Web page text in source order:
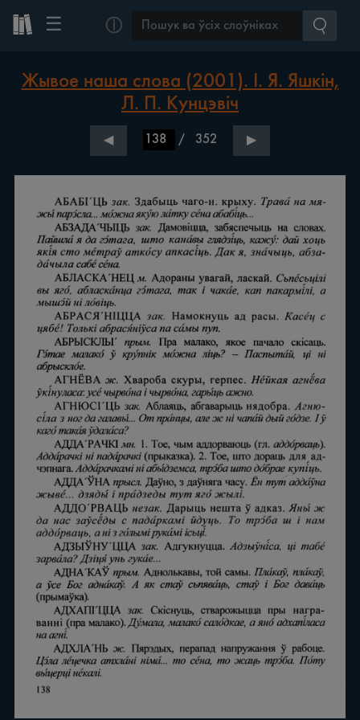
☰ ⓘ
Жывое наша слова (2001). І. Я. Яшкін,
Л. П. Кунцэвіч
◀ / 352 ▶